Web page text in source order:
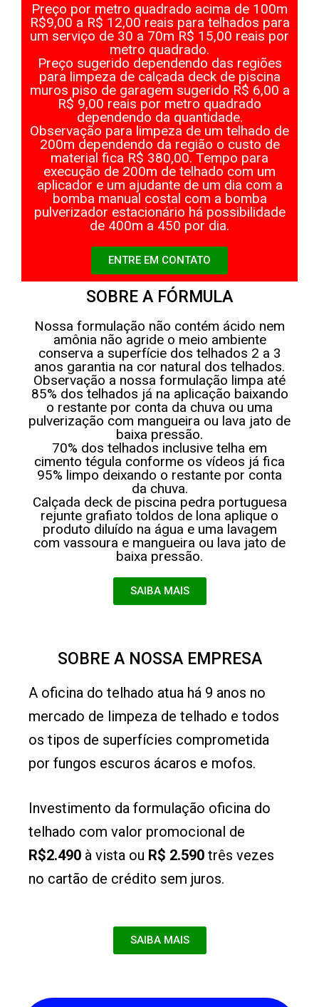
Preço por metro quadrado acima de 100m
R$9,00 a R$ 12,00 reais para telhados para
um serviço de 30 a 70m R$ 15,00 reais por
metro quadrado.
Preço sugerido dependendo das regiões
para limpeza de calçada deck de piscina
muros piso de garagem sugerido R$ 6,00 a
R$ 9,00 reais por metro quadrado
dependendo da quantidade.
Observação para limpeza de um telhado de
200m dependendo da região o custo de
material fica R$ 380,00. Tempo para
execução de 200m de telhado com um
aplicador e um ajudante de um dia com a
bomba manual costal com a bomba
pulverizador estacionário há possibilidade
de 400m a 450 por dia.
ENTRE EM CONTATO
SOBRE A FÓRMULA
Nossa formulação não contém ácido nem
amônia não agride o meio ambiente
conserva a superfície dos telhados 2 a 3
anos garantia na cor natural dos telhados.
Observação a nossa formulação limpa até
85% dos telhados já na aplicação baixando
o restante por conta da chuva ou uma
pulverização com mangueira ou lava jato de
baixa pressão.
70% dos telhados inclusive telha em
cimento tégula conforme os vídeos já fica
95% limpo deixando o restante por conta
da chuva.
Calçada deck de piscina pedra portuguesa
rejunte grafiato toldos de lona aplique o
produto diluído na água e uma lavagem
com vassoura e mangueira ou lava jato de
baixa pressão.
SAIBA MAIS
SOBRE A NOSSA EMPRESA
A oficina do telhado atua há 9 anos no
mercado de limpeza de telhado e todos
os tipos de superfícies comprometida
por fungos escuros ácaros e mofos.
Investimento da formulação oficina do
telhado com valor promocional de
R$2.490 à vista ou R$ 2.590 três vezes
no cartão de crédito sem juros.
SAIBA MAIS